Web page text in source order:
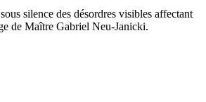
silence des désordres visibles affectant
de Maître Gabriel Neu-Janicki.